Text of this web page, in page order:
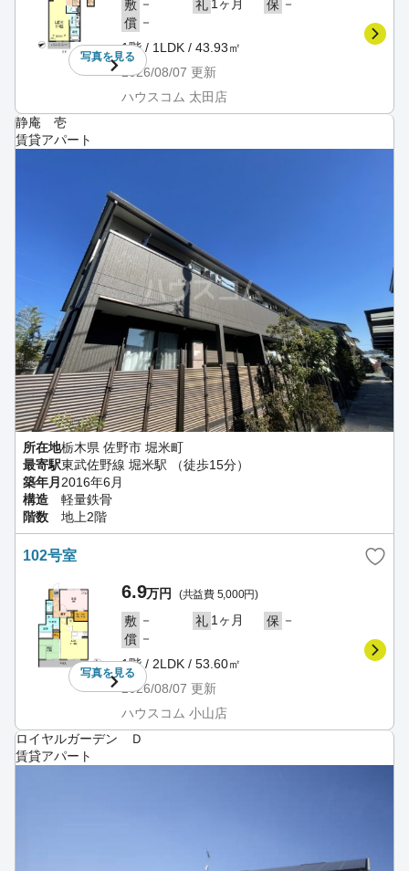
写真を見る
敷 － 礼 1ヶ月 保 －
償 －
1階 / 1LDK / 43.93㎡
2026/08/07 更新
ハウスコム 太田店
静庵 壱
賃貸アパート
所在地栃木県 佐野市 堀米町
最寄駅東武佐野線 堀米駅 （徒歩15分）
築年月 2016年6月
構造
軽量鉄骨
階数
地上2階
102号室
写真を見る
6.9万円 (共益費 5,000円)
敷 － 礼 1ヶ月 保 －
償 －
1階 / 2LDK / 53.60㎡
2026/08/07 更新
ハウスコム 小山店
ロイヤルガーデン Ｄ
賃貸アパート